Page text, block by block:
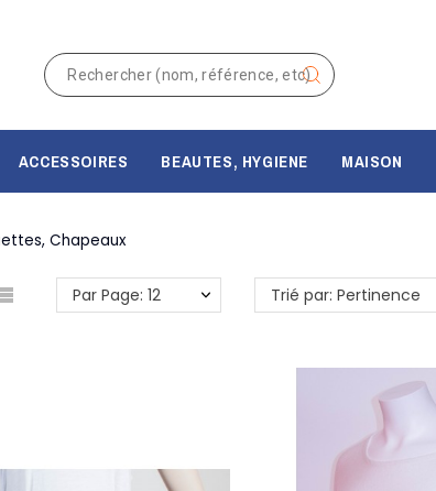
ACCESSOIRES BEAUTES, HYGIENE MAISON
Chapeaux
Par Page: 12 Trié par: Pertinence